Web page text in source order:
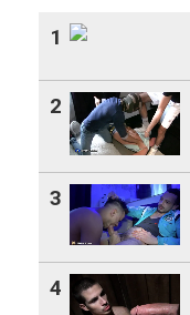
1
2
3
4